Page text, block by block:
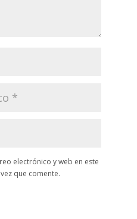
electrónico y web en este
que comente.